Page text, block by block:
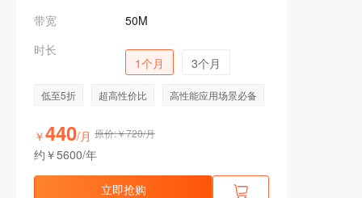
带宽
50M
时长
1个月
3个月
低至5折 超高性价比 高性能应用场景必备
￥440/月 原价:￥720/月
约￥5600/年
立即抢购